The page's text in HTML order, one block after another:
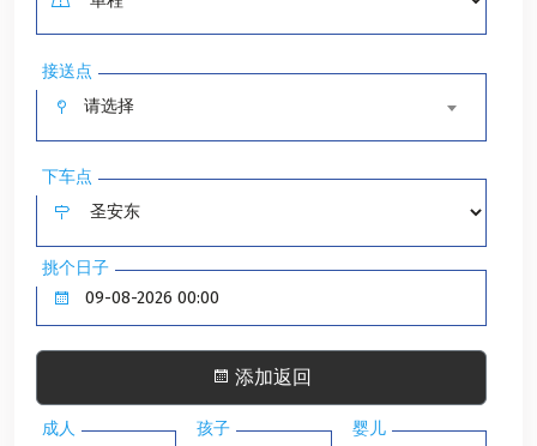
接送点
请选择
下车点
挑个日子
添加返回
成人 孩子 婴儿